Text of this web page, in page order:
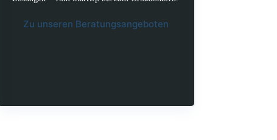
Zu unseren Beratungsangeboten